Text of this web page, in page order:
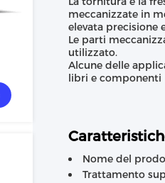
meccanizzate in
elevata precisione
Le parti
utilizzato.
Alcune delle
libri e componenti
Nome del
Trattamento